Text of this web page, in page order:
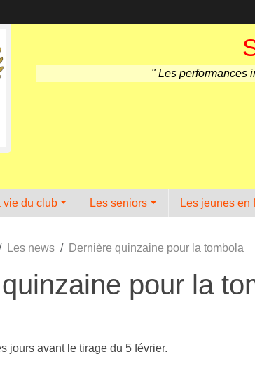
" Les performances
vie du club Les seniors Les jeunes en
Les news Dernière quinzaine pour la tombola
pour la
jours avant le tirage du 5 février.